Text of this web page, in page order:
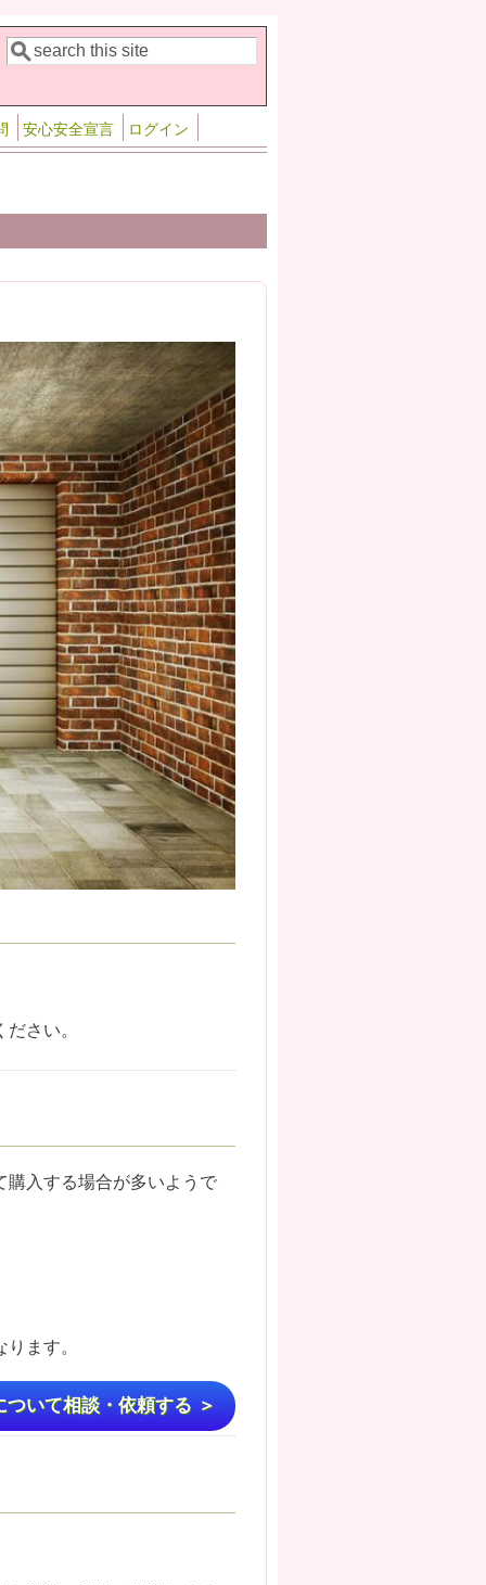
検索フォーム
検索
安心安全宣言 ログイン
さい。
入する場合が多いようで
ます。
いて相談・依頼する ＞